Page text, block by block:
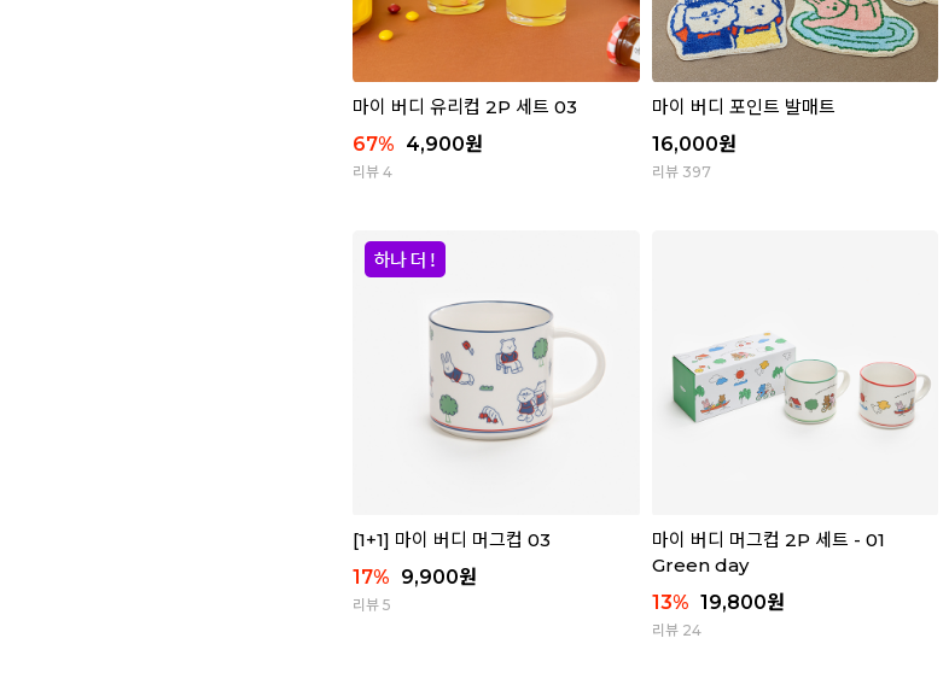
마이 버디 유리컵 2P 세트 03
67% 4,900원
리뷰 4
마이 버디 포인트 발매트
16,000원
리뷰 397
[1+1] 마이 버디 머그컵 03
17% 9,900원
리뷰 5
마이 버디 머그컵 2P 세트 - 01
Green day
13% 19,800원
리뷰 24